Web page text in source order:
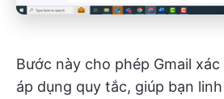
Bước này cho phép Gmail
áp dụng quy tắc, giúp bạn